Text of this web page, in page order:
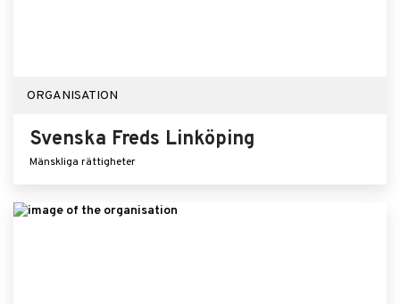
ORGANISATION
Svenska Freds Linköping
Mänskliga rättigheter